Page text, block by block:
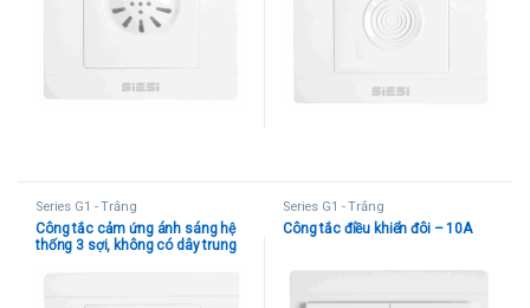
Series G1 - Trắng
Công tắc cảm ứng ánh sáng hệ
thống 3 sợi, không có dây trung
Series G1 - Trắng
Công tắc điều khiển đôi – 10A